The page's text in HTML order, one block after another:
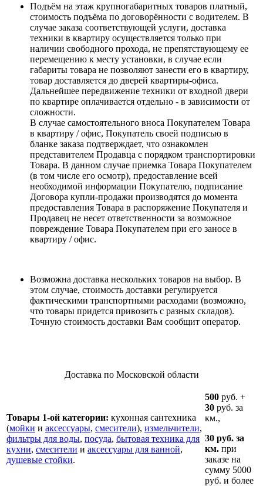
Подъём на этаж крупногабаритных товаров платный,
стоимость подъёма по договорённости с водителем. В
случае заказа соответствующей услуги, доставка
техники в квартиру осуществляется только при
наличии свободного прохода, не препятствующему ее
перемещению к месту установки, в случае если
габариты товара не позволяют занести его в квартиру,
товар доставляется до дверей квартиры-офиса.
Дальнейшее передвижение техники от входной двери
по квартире оплачивается отдельно - в зависимости от
сложности.
В случае самостоятельного вноса Покупателем Товара
в квартиру / офис, Покупатель своей подписью в
бланке заказа подтверждает, что ознакомлен
представителем Продавца с порядком транспортировки
Товара. В данном случае приемка Товара Покупателем
(в том числе его осмотр), предоставление всей
необходимой информации Покупателю, подписание
Договора купли-продажи производятся до момента
предоставления Товара в распоряжение Покупателя и
Продавец не несет ответственности за возможное
повреждение Товара Покупателем при его заносе в
квартиру / офис.
Возможна доставка нескольких товаров на выбор. В
этом случае, стоимость доставки регулируется
фактическими транспортными расходами (возможно,
что товары придется привозить с разных складов).
Точную стоимость доставки Вам сообщит оператор.
Доставка по Московской области
Товары 1-ой категории: кухонная сантехника
(мойки и аксессуары, смесители), измельчители,
фильтры для воды, посуда, бытовая техника для
кухни, смесители и аксессуары для ванной,
душевые стойки.
500 руб. +
30 руб. за
км.,
30 руб. за
км. при
заказе на
сумму 5000
руб. и более